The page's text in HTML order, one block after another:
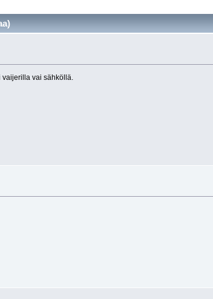
vaijerilla vai sähköllä.